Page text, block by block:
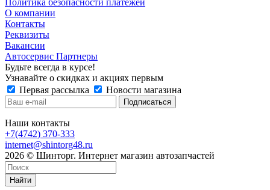
Политика безопасности платежей
О компании
Контакты
Реквизиты
Вакансии
Автосервис Партнеры
Будьте всегда в курсе!
Узнавайте о скидках и акциях первым
Первая рассылка
Новости магазина
Наши контакты
+7(4742) 370-333
internet@shintorg48.ru
2026 © Шинторг. Интернет магазин автозапчастей
Найти